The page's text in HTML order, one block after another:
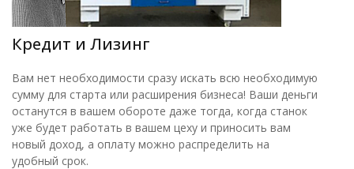
Кредит и Лизинг
Вам нет необходимости сразу искать всю необходимую
сумму для старта или расширения бизнеса! Ваши деньги
останутся в вашем обороте даже тогда, когда станок
уже будет работать в вашем цеху и приносить вам
новый доход, а оплату можно распределить на
удобный срок.